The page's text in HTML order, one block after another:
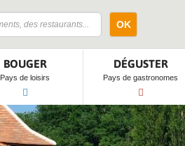
OK
BOUGER
Pays de loisirs
DÉGUSTER
Pays de gastronomes